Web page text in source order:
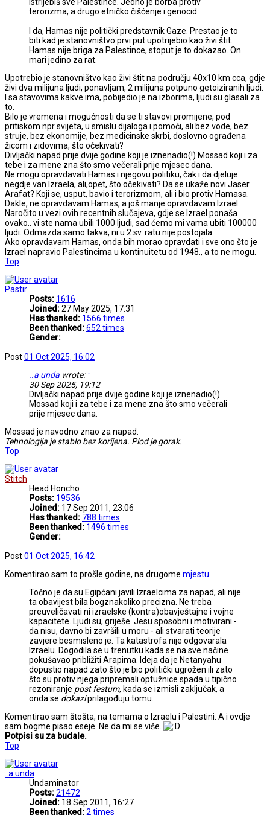
terorizma, a drugo etničko čišćenje i genocid.
I da, Hamas nije politički predstavnik Gaze. Prestao je to
biti kad je stanovništvo prvi put upotrijebio kao živi štit.
Hamas nije briga za Palestince, stoput je to dokazao. On
mari jedino za rat.
Upotrebio je stanovništvo kao živi štit na području 40x10 km cca, gdje
živi dva milijuna ljudi, ponavljam, 2 milijuna potpuno getoiziranih ljudi.
I sa stavovima kakve ima, pobijedio je na izborima, ljudi su glasali za
to.
Bilo je vremena i mogućnosti da se ti stavovi promijene, pod
pritiskom npr svijeta, u smislu dijaloga i pomoći, ali bez vode, bez
struje, bez ekonomije, bez medicinske skrbi, doslovno ograđena
žicom i zidovima, što očekivati?
Divljački napad prije dvije godine koji je iznenadio(!) Mossad koji i za
tebe i za mene zna što smo večerali prije mjesec dana.
Ne mogu opravdavati Hamas i njegovu politiku, čak i da djeluje
negdje van Izraela, ali,opet, što očekivati? Da se ukaže novi Jaser
Arafat? Koji se, usput, bavio i terorizmom, ali i bio protiv Hamasa.
Dakle, ne opravdavam Hamas, a još manje opravdavam Izrael.
Naročito u vezi ovih recentnih slučajeva, gdje se Izrael ponaša
ovako.. vi ste nama ubili 1000 ljudi, sad ćemo mi vama ubiti 100000
ljudi. Odmazda samo takva, ni u 2.sv. ratu nije postojala.
Ako opravdavam Hamas, onda bih morao opravdati i sve ono što je
Izrael napravio Palestincima u kontinuitetu od 1948., a to ne mogu.
Top
Pastir
Posts: 1616
Joined:27 May 2025, 17:31
Has thanked: 1566 times
Been thanked:652 times
Gender:
Post01 Oct 2025, 16:02
..a unda wrote: ↑
30 Sep 2025, 19:12
Divljački napad prije dvije godine koji je iznenadio(!)
Mossad koji i za tebe i za mene zna što smo večerali
prije mjesec dana.
Mossad je navodno znao za napad.
Tehnologija je stablo bez korijena. Plod je gorak.
Top
Stitch
Head Honcho
Posts: 19536
Joined: 17 Sep 2011, 23:06
Has thanked: 788 times
Been thanked: 1496 times
Gender:
Post01 Oct 2025, 16:42
Komentirao sam to prošle godine, na drugome mjestu.
Točno je da su Egipćani javili Izraelcima za napad, ali nije
ta obavijest bila bogznakoliko precizna. Ne treba
preuveličavati ni izraelske (kontra)obavještajne i vojne
kapacitete. Ljudi su, griješe. Jesu sposobni i motivirani -
da nisu, davno bi završili u moru - ali stvarati teorije
zavjere besmisleno je. Ta katastrofa nije odgovarala
Izraelu. Dogodila se u trenutku kada se na sve načine
pokušavao približiti Arapima. Ideja da je Netanyahu
dopustio napad zato što je bio politički ugrožen ili zato
što su protiv njega pripremali optužnice spada u tipično
rezoniranje post festum, kada se izmisli zaključak, a
onda se dokaziprilagođuju tomu.
Komentirao sam štošta, na temama o Izraelu i Palestini. A i ovdje
sam bogme pisao eseje. Ne da mi se više.
Potpisi su za budale.
Top
..a unda
Undaminator
Posts:21472
Joined: 18 Sep 2011, 16:27
Been thanked:2 times